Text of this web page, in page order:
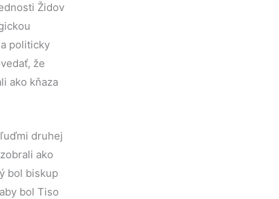
Židov
politicky
že
ako kňaza
druhej
ako
bol biskup
bol Tiso